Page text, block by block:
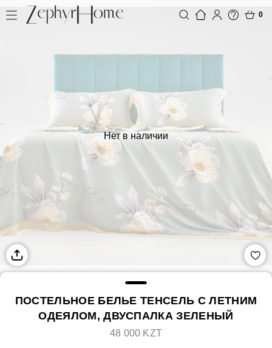
0
Нет в наличии
ПОСТЕЛЬНОЕ БЕЛЬЕ ТЕНСЕЛЬ С ЛЕТНИМ
ОДЕЯЛОМ, ДВУСПАЛКА ЗЕЛЕНЫЙ
48 000 KZT